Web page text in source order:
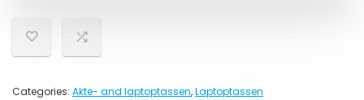
Categories: Akte- and laptoptassen,Laptoptassen